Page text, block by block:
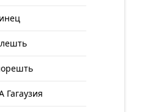
Гагаузия